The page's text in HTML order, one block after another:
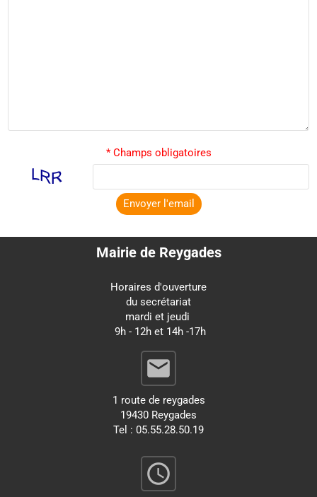
* Champs obligatoires
Envoyer l'email
Mairie de Reygades
Horaires d'ouverture
du secrétariat
mardi et jeudi
9h - 12h et 14h -17h
email
1 route de reygades
19430 Reygades
Tel : 05.55.28.50.19
query_builder